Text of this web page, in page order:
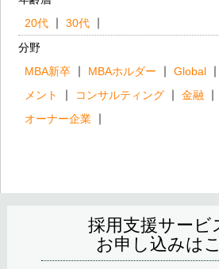
20代
30代
分野
MBA新卒
MBAホルダー Global
メント
コンサルティング 金融
オーナー企業
採用支援サービ
お申し込みは